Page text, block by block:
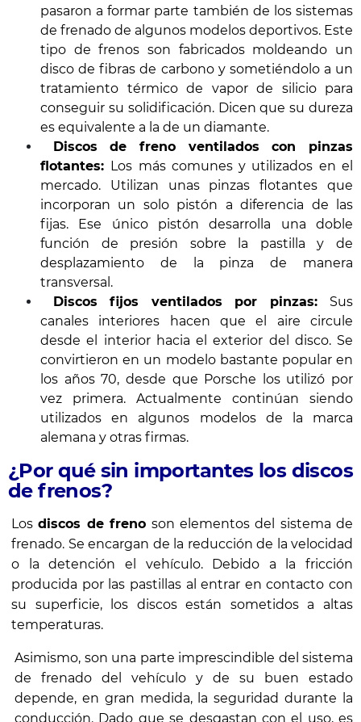
pasaron a formar parte también de los sistemas
de frenado de algunos modelos deportivos. Este
tipo de frenos son fabricados moldeando un
disco de fibras de carbono y sometiéndolo a un
tratamiento térmico de vapor de silicio para
conseguir su solidificación. Dicen que su dureza
es equivalente a la de un diamante.
Discos de freno ventilados con pinzas
flotantes: Los más comunes y utilizados en el
mercado. Utilizan unas pinzas flotantes que
incorporan un solo pistón a diferencia de las
fijas. Ese único pistón desarrolla una doble
función de presión sobre la pastilla y de
desplazamiento de la pinza de manera
transversal.
Discos fijos ventilados por pinzas: Sus
canales interiores hacen que el aire circule
desde el interior hacia el exterior del disco. Se
convirtieron en un modelo bastante popular en
los años 70, desde que Porsche los utilizó por
vez primera. Actualmente continúan siendo
utilizados en algunos modelos de la marca
alemana y otras firmas.
¿Por qué sin importantes los discos
de frenos?
Losdiscos de freno son elementos del sistema de
frenado. Se encargan de la reducción de la velocidad
o la detención el vehículo. Debido a la fricción
producida por las pastillas al entrar en contacto con
su superficie, los discos están sometidos a altas
temperaturas.
Asimismo, son una parte imprescindible del sistema
de frenado del vehículo y de su buen estado
depende, en gran medida, la seguridad durante la
conducción. Dado que se desgastan con el uso, es